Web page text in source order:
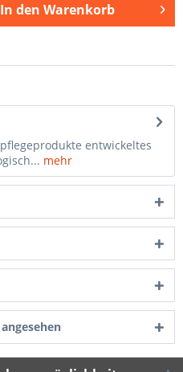
In den Warenkorb
entwickeltes
mehr